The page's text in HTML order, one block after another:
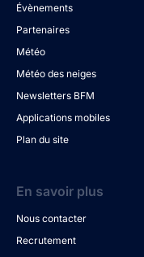
Évènements
Partenaires
Météo
Météo des neiges
Newsletters BFM
Applications mobiles
Plan du site
En savoir plus
Nous contacter
Recrutement